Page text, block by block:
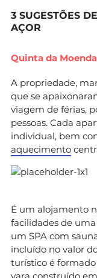
3 SUGESTÕES
AÇOR
Quinta da Moenda
A propriedade,
que se
viagem de férias,
pessoas. Cada
individual, bem
aquecimento
É um alojamento
facilidades de
um SPA com
incluído no valor
turístico é
vara construído